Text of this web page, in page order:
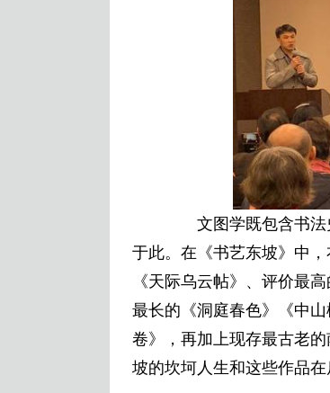
文图学既包含书法
于此。在《书艺东坡》中
《天际乌云帖》、评价最
最长的《洞庭春色》《中
卷》，再加上现存最古老
坡的坎坷人生和这些作品在